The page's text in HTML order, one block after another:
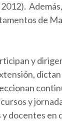
de
y
y
y docentes en